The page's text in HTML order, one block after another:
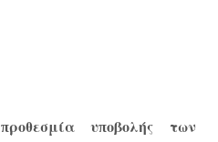
ροθεσμία υποβολής των